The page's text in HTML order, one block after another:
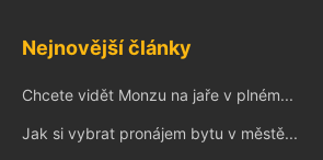
Nejnovější články
Chcete vidět Monzu na jaře v plném...
Jak si vybrat pronájem bytu v městě...